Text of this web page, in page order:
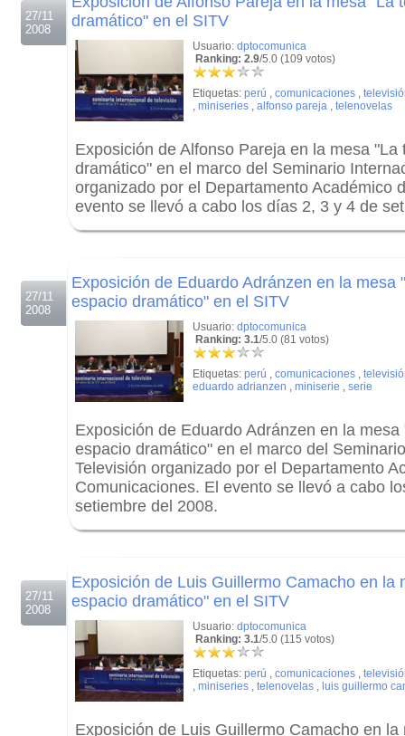
27/11
2008
dramático" en el SITV
Usuario: dptocomunica
Ranking: 2.9/5.0 (109 votos)
Etiquetas: perú , comunicaciones ,
, miniseries , alfonso pareja , telenovelas
Exposición de Alfonso Pareja en la mesa
dramático" en el marco del Seminario
organizado por el Departamento Académico
evento se llevó a cabo los días 2, 3 y 4 de
27/11
2008
Exposición de Eduardo Adránzen en la mesa
espacio dramático" en el SITV
Usuario: dptocomunica
Ranking: 3.1/5.0 (81 votos)
Etiquetas: perú , comunicaciones ,
eduardo adrianzen , miniserie , serie
Exposición de Eduardo Adránzen en la
espacio dramático" en el marco del
Televisión organizado por el Departamento
Comunicaciones. El evento se llevó a cabo
setiembre del 2008.
27/11
2008
Exposición de Luis Guillermo Camacho en la
espacio dramático" en el SITV
Usuario: dptocomunica
Ranking: 3.1/5.0 (115 votos)
Etiquetas: perú , comunicaciones ,
, miniseries , telenovelas , luis guillermo
Exposición de Luis Guillermo Camacho en